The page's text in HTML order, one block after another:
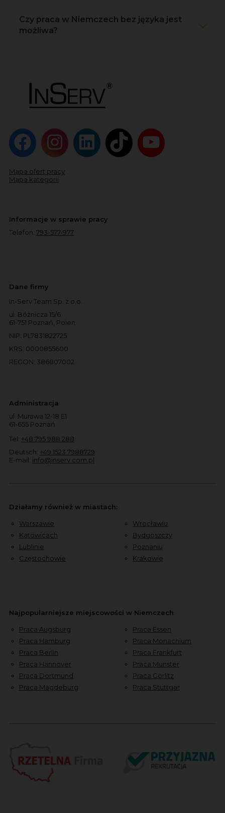
Czy praca w Niemczech bez języka jest
możliwa?
Mapa ofert pracy
Mapa kategorii
Informacje w sprawie pracy
Telefon: 793-577-977
Dane firmy
In-Serv Team Sp. z o.o.
ul. Bóżnicza 15/6
61-751 Poznań, Polen
NIP: PL7831822725
KRS: 0000855600
REGON: 386807002
Administracja
ul. Murawa 12-18 E1
61-655 Poznań
Tel: +48 795 988 288
Deutsch: +49 1523 7988729
E-mail: info@inserv.com.pl
Działamy również w miastach:
Warszawie
Katowicach
Lublinie
Częstochowie
Wrocławiu
Bydgoszczy
Poznaniu
Krakowie
Najpopularniejsze miejscowości w Niemczech
Praca Augsburg
Praca Hamburg
Praca Berlin
Praca Hannover
Praca Dortmund
Praca Magdeburg
Praca Essen
Praca Monachium
Praca Frankfurt
Praca Munster
Praca Görlitz
Praca Stuttgar